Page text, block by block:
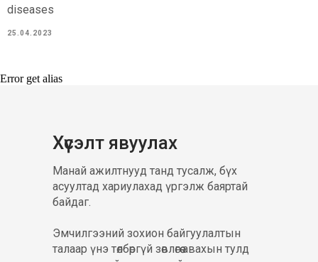
diseases
25.04.2023
Error get alias
Хүсэлт явуулах
Манай ажилтнууд танд тусалж, бүх
асуултад хариулахад үргэлж баяртай
байдаг.
Эмчилгээний зохион байгуулалтын
талаар үнэ төлбөргүй зөвлөгөө авахын тулд